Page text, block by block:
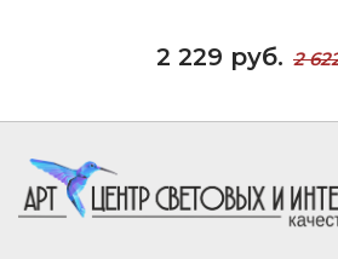
2 229 руб. 2